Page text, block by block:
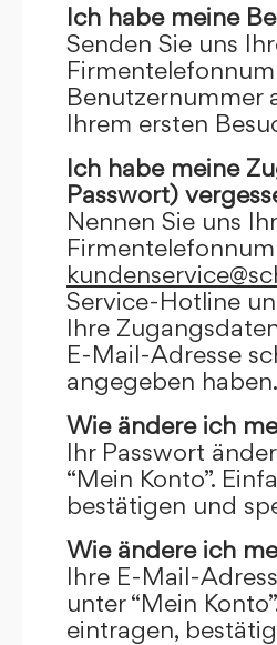
Ich habe meine
Senden Sie uns
Benutzernummer
Ihrem ersten
Ich habe meine
Passwort)
Nennen Sie uns
Service-Hotline
Ihre
E-Mail-Adresse
angegeben haben.
Wie ändere ich
Ihr Passwort
“Mein Konto”.
bestätigen und
Wie ändere ich
Ihre E-Mail-
unter “Mein
eintragen,